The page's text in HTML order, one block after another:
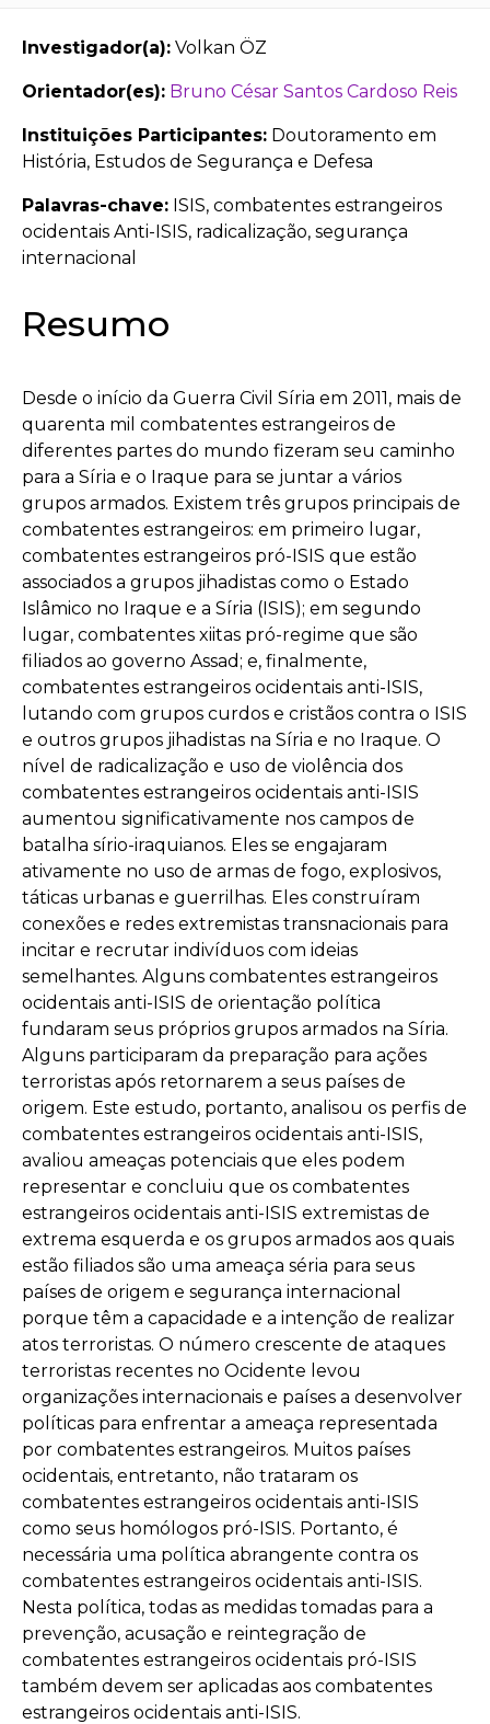
Investigador(a): Volkan ÖZ
Orientador(es): Bruno César Santos Cardoso Reis
Instituições Participantes: Doutoramento em
História, Estudos de Segurança e Defesa
Palavras-chave: ISIS, combatentes estrangeiros
ocidentais Anti-ISIS, radicalização, segurança
internacional
Resumo
Desde o início da Guerra Civil Síria em 2011, mais de
quarenta mil combatentes estrangeiros de
diferentes partes do mundo fizeram seu caminho
para a Síria e o Iraque para se juntar a vários
grupos armados. Existem três grupos principais de
combatentes estrangeiros: em primeiro lugar,
combatentes estrangeiros pró-ISIS que estão
associados a grupos jihadistas como o Estado
Islâmico no Iraque e a Síria (ISIS); em segundo
lugar, combatentes xiitas pró-regime que são
filiados ao governo Assad; e, finalmente,
combatentes estrangeiros ocidentais anti-ISIS,
lutando com grupos curdos e cristãos contra o ISIS
e outros grupos jihadistas na Síria e no Iraque. O
nível de radicalização e uso de violência dos
combatentes estrangeiros ocidentais anti-ISIS
aumentou significativamente nos campos de
batalha sírio-iraquianos. Eles se engajaram
ativamente no uso de armas de fogo, explosivos,
táticas urbanas e guerrilhas. Eles construíram
conexões e redes extremistas transnacionais para
incitar e recrutar indivíduos com ideias
semelhantes. Alguns combatentes estrangeiros
ocidentais anti-ISIS de orientação política
fundaram seus próprios grupos armados na Síria.
Alguns participaram da preparação para ações
terroristas após retornarem a seus países de
origem. Este estudo, portanto, analisou os perfis de
combatentes estrangeiros ocidentais anti-ISIS,
avaliou ameaças potenciais que eles podem
representar e concluiu que os combatentes
estrangeiros ocidentais anti-ISIS extremistas de
extrema esquerda e os grupos armados aos quais
estão filiados são uma ameaça séria para seus
países de origem e segurança internacional
porque têm a capacidade e a intenção de realizar
atos terroristas. O número crescente de ataques
terroristas recentes no Ocidente levou
organizações internacionais e países a desenvolver
políticas para enfrentar a ameaça representada
por combatentes estrangeiros. Muitos países
ocidentais, entretanto, não trataram os
combatentes estrangeiros ocidentais anti-ISIS
como seus homólogos pró-ISIS. Portanto, é
necessária uma política abrangente contra os
combatentes estrangeiros ocidentais anti-ISIS.
Nesta política, todas as medidas tomadas para a
prevenção, acusação e reintegração de
combatentes estrangeiros ocidentais pró-ISIS
também devem ser aplicadas aos combatentes
estrangeiros ocidentais anti-ISIS.